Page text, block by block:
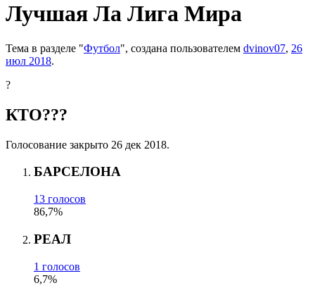
Лучшая Ла Лига Мира
Тема в разделе "Футбол", создана пользователем dvinov07, 26
июл 2018.
?
КТО???
Голосование закрыто 26 дек 2018.
БАРСЕЛОНА
13 голосов
86,7%
РЕАЛ
1 голосов
6,7%